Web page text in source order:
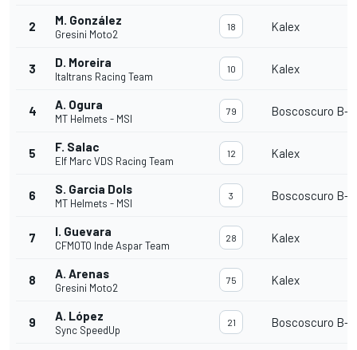
2 M. González
Gresini Moto2
18 Kalex
3 D. Moreira
Italtrans Racing Team
10 Kalex
4 A. Ogura
MT Helmets - MSI
79 Boscoscuro B-
5 F. Salac
Elf Marc VDS Racing Team
12 Kalex
6 S. Garcia Dols
MT Helmets - MSI
3 Boscoscuro B-
7 I. Guevara
CFMOTO Inde Aspar Team
28 Kalex
8 A. Arenas
Gresini Moto2
75 Kalex
9 A. López
Sync SpeedUp
21 Boscoscuro B-